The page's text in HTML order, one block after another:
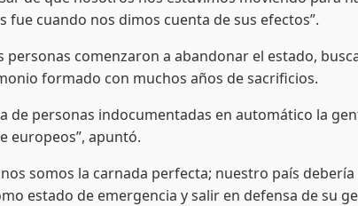
fue cuando nos dimos cuenta de sus efectos”.
comenzaron a abandonar el estado,
formado con muchos años de sacrificios.
de personas indocumentadas en automático la
europeos”, apuntó.
somos la carnada perfecta; nuestro país
estado de emergencia y salir en defensa de su